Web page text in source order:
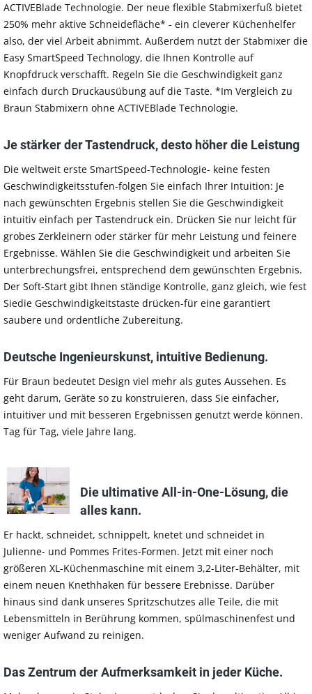
ACTIVEBlade Technologie. Der neue flexible Stabmixerfuß bietet
250% mehr aktive Schneidefläche* - ein cleverer Küchenhelfer
also, der viel Arbeit abnimmt. Außerdem nutzt der Stabmixer die
Easy SmartSpeed Technology, die Ihnen Kontrolle auf
Knopfdruck verschafft. Regeln Sie die Geschwindigkeit ganz
einfach durch Druckausübung auf die Taste. *Im Vergleich zu
Braun Stabmixern ohne ACTIVEBlade Technologie.
Je stärker der Tastendruck, desto höher die Leistung
Die weltweit erste SmartSpeed-Technologie- keine festen
Geschwindigkeitsstufen-folgen Sie einfach Ihrer Intuition: Je
nach gewünschten Ergebnis stellen Sie die Geschwindigkeit
intuitiv einfach per Tastendruck ein. Drücken Sie nur leicht für
grobes Zerkleinern oder stärker für mehr Leistung und feinere
Ergebnisse. Wählen Sie die Geschwindigkeit und arbeiten Sie
unterbrechungsfrei, entsprechend dem gewünschten Ergebnis.
Der Soft-Start gibt Ihnen ständige Kontrolle, ganz gleich, wie fest
Siedie Geschwindigkeitstaste drücken-für eine garantiert
saubere und ordentliche Zubereitung.
Deutsche Ingenieurskunst, intuitive Bedienung.
Für Braun bedeutet Design viel mehr als gutes Aussehen. Es
geht darum, Geräte so zu konstruieren, dass Sie einfacher,
intuitiver und mit besseren Ergebnissen genutzt werde können.
Tag für Tag, viele Jahre lang.
Die ultimative All-in-One-Lösung, die
alles kann.
Er hackt, schneidet, schnippelt, knetet und schneidet in
Julienne- und Pommes Frites-Formen. Jetzt mit einer noch
größeren XL-Küchenmaschine mit einem 3,2-Liter-Behälter, mit
einem neuen Knethhaken für bessere Erebnisse. Darüber
hinaus sind dank unseres Spritzschutzes alle Teile, die mit
Lebensmitteln in Berührung kommen, spülmaschinenfest und
weniger Aufwand zu reinigen.
Das Zentrum der Aufmerksamkeit in jeder Küche.